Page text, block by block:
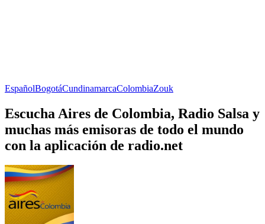
EspañolBogotáCundinamarcaColombiaZouk
Escucha Aires de Colombia, Radio Salsa y
muchas más emisoras de todo el mundo
con la aplicación de radio.net